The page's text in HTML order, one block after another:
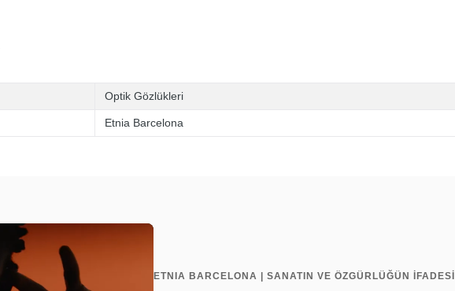
Optik Gözlükleri
Etnia Barcelona
ETNIA BARCELONA | SANATIN VE ÖZGÜRLÜĞÜN İFADESİ